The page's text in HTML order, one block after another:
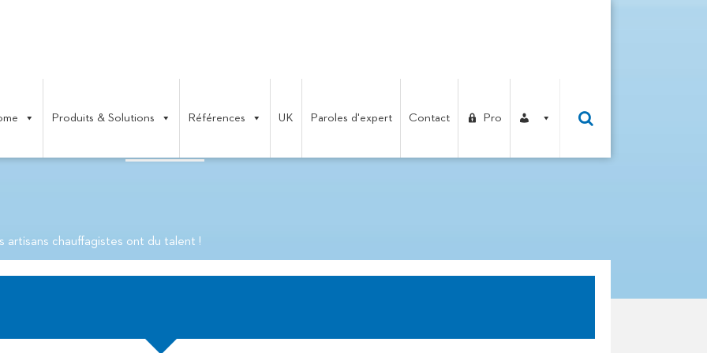
Produits & Solutions Références UK Paroles d'expert Contact Pro
artisans chauffagistes ont du talent !